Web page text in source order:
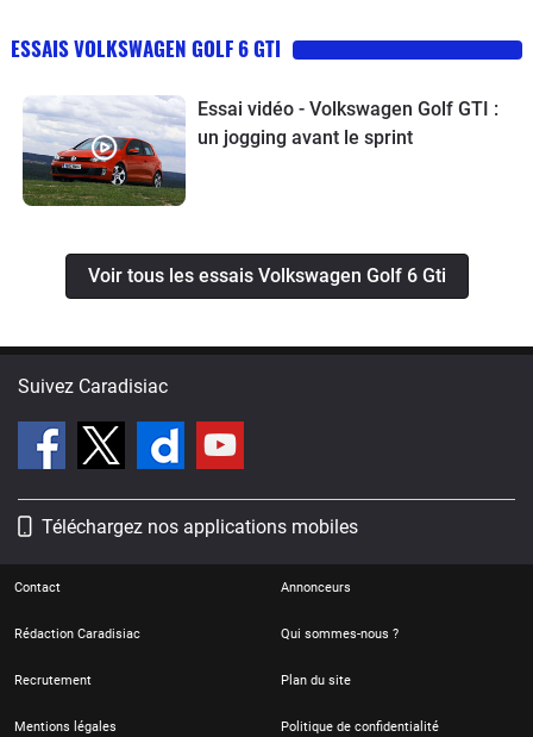
ESSAIS VOLKSWAGEN GOLF 6 GTI
Essai vidéo - Volkswagen Golf GTI :
un jogging avant le sprint
Voir tous les essais Volkswagen Golf 6 Gti
Suivez Caradisiac
Téléchargez nos applications mobiles
Contact Annonceurs
Rédaction Caradisiac Qui sommes-nous ?
Recrutement Plan du site
Mentions légales Politique de confidentialité